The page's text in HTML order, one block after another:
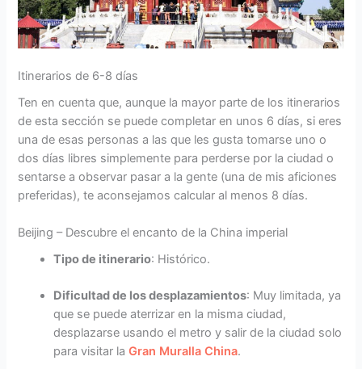
Itinerarios de 6-8 días
Ten en cuenta que, aunque la mayor parte de los itinerarios
de esta sección se puede completar en unos 6 días, si eres
una de esas personas a las que les gusta tomarse uno o
dos días libres simplemente para perderse por la ciudad o
sentarse a observar pasar a la gente (una de mis aficiones
preferidas), te aconsejamos calcular al menos 8 días.
Beijing – Descubre el encanto de la China imperial
Tipo de itinerario: Histórico.
Dificultad de los desplazamientos: Muy limitada, ya
que se puede aterrizar en la misma ciudad,
desplazarse usando el metro y salir de la ciudad solo
para visitar laGran Muralla China.